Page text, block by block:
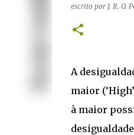
escrito por J. R. O.
A
maior
à maior